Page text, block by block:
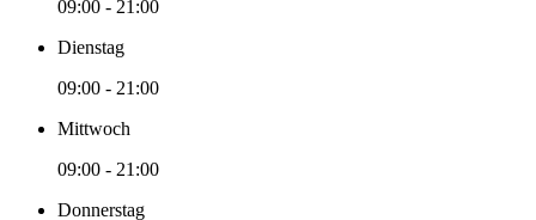
09:00 - 21:00
Dienstag
09:00 - 21:00
Mittwoch
09:00 - 21:00
Donnerstag